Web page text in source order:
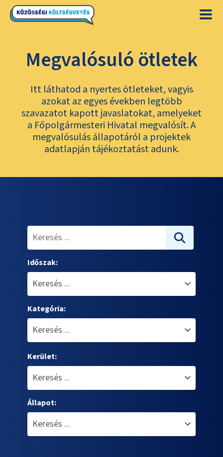
Megvalósuló ötletek
Itt láthatod a nyertes ötleteket, vagyis
azokat az egyes években legtöbb
szavazatot kapott javaslatokat, amelyeket
a Főpolgármesteri Hivatal megvalósít. A
megvalósulás állapotáról a projektek
adatlapján tájékoztatást adunk.
Időszak:
Kategória:
Kerület:
Állapot: